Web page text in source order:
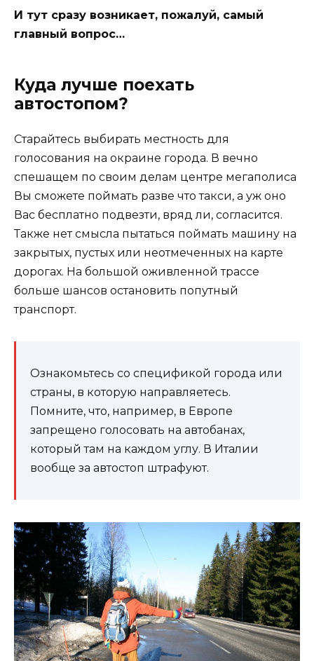
И тут сразу возникает, пожалуй, самый
главный вопрос…
Куда лучше поехать
автостопом?
Старайтесь выбирать местность для
голосования на окраине города. В вечно
спешащем по своим делам центре мегаполиса
Вы сможете поймать разве что такси, а уж оно
Вас бесплатно подвезти, вряд ли, согласится.
Также нет смысла пытаться поймать машину на
закрытых, пустых или неотмеченных на карте
дорогах. На большой оживленной трассе
больше шансов остановить попутный
транспорт.
Ознакомьтесь со спецификой города или
страны, в которую направляетесь.
Помните, что, например, в Европе
запрещено голосовать на автобанах,
который там на каждом углу. В Италии
вообще за автостоп штрафуют.